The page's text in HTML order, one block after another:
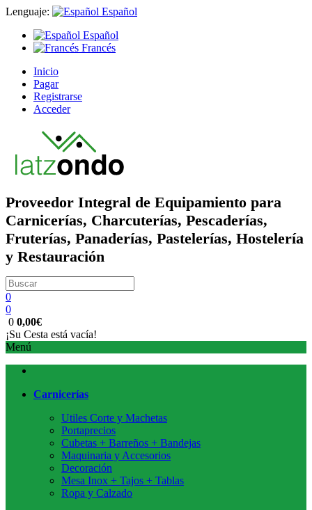
Lenguaje:
Español
Español
Francés
Inicio
Pagar
Registrarse
Acceder
Proveedor Integral de Equipamiento para
Carnicerías, Charcuterías, Pescaderías,
Fruterías, Panaderías, Pastelerías, Hostelería
y Restauración
0
0
0 0,00€
¡Su Cesta está vacía!
Menú
Carnicerías
Utiles Corte y Machetas
Portaprecios
Cubetas + Barreños + Bandejas
Maquinaria y Accesorios
Decoración
Mesa Inox + Tajos + Tablas
Ropa y Calzado